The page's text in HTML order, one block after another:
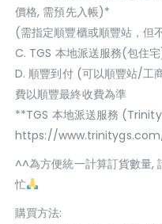
價格, 需預先入帳)*
(需指定順豐櫃或順豐站，但
C. TGS 本地派送服務(包住
D. 順豐到付 (可以順豐站/工
費以順豐最終收費為準
**TGS 本地派送服務
https://
^^為方便統一計算訂貨數量,
忙
購買方法: